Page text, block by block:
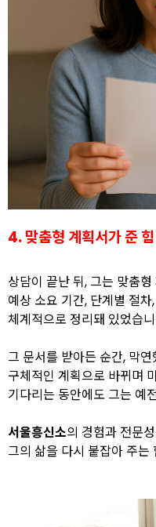
4. 맞춤형 계획서가 준 힘
상담이 끝난 뒤, 그는 맞춤
예상 소요 기간, 단계별 절
체계적으로 정리돼 있었습
그 문서를 받아든 순간, 막연
구체적인 계획으로 바뀌며
기다리는 동안에도 그는 예
서울흥신소의 경험과 전문
그의 삶을 다시 붙잡아 주는